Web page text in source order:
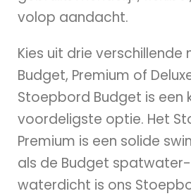
volop aandacht.
Kies uit drie verschillende
Budget, Premium of
Stoepbord Budget is een
voordeligste optie. Het
Premium is een solide
als de Budget spatwater-
waterdicht is ons